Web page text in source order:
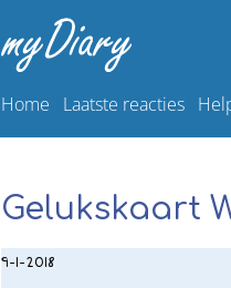
Home Laatste reacties
Gelukskaart
9-1-2018